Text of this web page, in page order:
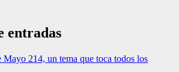
entradas
Mayo 214, un tema que toca todos los